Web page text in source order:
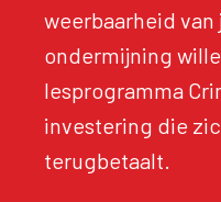
weerbaarheid
ondermijning
lesprogramma
investering die
terugbetaalt.